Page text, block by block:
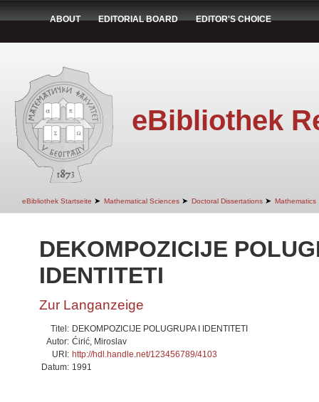
ABOUT EDITORIAL BOARD EDITOR'S CHOICE
eBibliothek
eBibliothek Startseite ➤ Mathematical Sciences ➤ Doctoral Dissertations ➤ Mathematics
DEKOMPOZICIJE
IDENTITETI
Zur Langanzeige
Titel: DEKOMPOZICIJE POLUGRUPA I IDENTITETI
Autor: Ćirić, Miroslav
URI: http://hdl.handle.net/123456789/4103
Datum: 1991